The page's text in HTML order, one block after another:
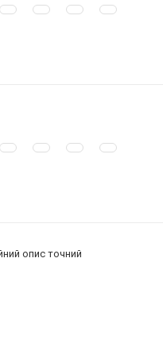
опис точний